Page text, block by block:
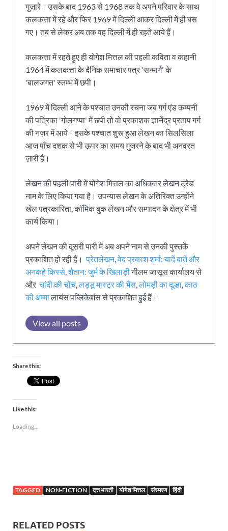
गुज़ारे। उसके बाद 1963 से 1968 तक वे अपने परिवार के साथ
कलकत्ता में रहे और फिर 1969 में दिल्ली आकर दिल्ली में ही बस
गए। तब से लेकर अब तक वह दिल्ली में ही रहते आये हैं।
कलकत्ता में रहते हुए ही योगेश मित्तल की पहली कविता व कहानी
1964 में कलकत्ता के दैनिक समाचार पत्र 'सन्मार्ग' के
'बालजगत' स्तम्भ में छपी।
1969 में दिल्ली आने के पश्चात उनकी रचना जब गर्ग एंड कम्पनी
की पत्रिका 'गोलगप्पा' में छपी तो वो प्रकाशक ज्ञानेंद्र प्रताप गर्ग
की नज़र में आये। इसके पश्चात शुरू हुआ लेखन का सिलसिला
आज पाँच दशक से भी ऊपर का समय गुजरने के बाद भी अनवरत
ज़ारी है।
लेखन की पहली पारी में योगेश मित्तल का अधिकतर लेखन ट्रेड
नाम के लिए किया गया है। उपन्यास लेखन के अतिरिक्त उन्होंने
खेल पत्रकारिता, कॉमिक बुक लेखन और सम्पादन के क्षेत्र में भी
कार्य किया।
अपने लेखन की दूसरी पारी में अब अपने नाम से उनकी पुस्तकें
प्रकाशित हो रही हैं।प्रेतलेखन,वेद प्रकाश शर्मा: यादें बातें और
अनकहे किस्से,शैतान: जुर्म के खिलाड़ीनीलम जासूस कार्यालय से
औरचांदी की चोंच,लड्डू मास्टर की भैंस,लोमड़ी का दूल्हा,काठ
की अम्मालायंस पब्लिकेशंस से प्रकाशित हुई हैं।
View all posts
Share this:
Like this:
Loading...
TAGGED NON-FICTION दत्त भारती योगेश मित्तल संस्मरण हिंदी
RELATED POSTS